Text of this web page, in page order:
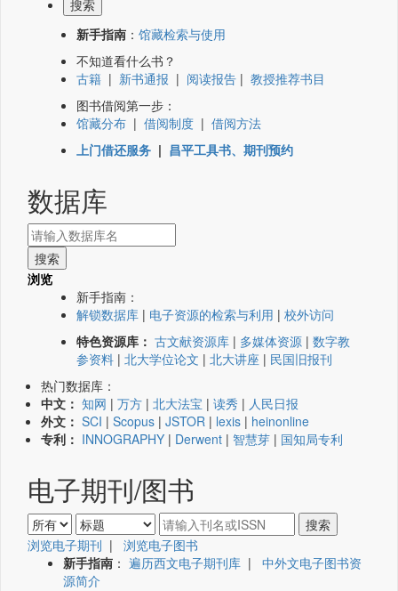
新手指南 ： 馆藏检索与使用
不知道看什么书？
古籍 | 新书通报 | 阅读报告 | 教授推荐书目
图书借阅第一步：
馆藏分布 | 借阅制度 | 借阅方法
上门借还服务 | 昌平工具书、期刊预约
数据库
浏览
新手指南：
解锁数据库 | 电子资源的检索与利用 | 校外访问
特色资源库： 古文献资源库 | 多媒体资源 | 数字教
参资料 | 北大学位论文 | 北大讲座 | 民国旧报刊
热门数据库：
中文： 知网 | 万方 | 北大法宝 | 读秀 | 人民日报
外文： SCI | Scopus | JSTOR | lexis | heinonline
专利： INNOGRAPHY | Derwent | 智慧芽 | 国知局专利
电子期刊/图书
浏览电子期刊 | 浏览电子图书
新手指南 ： 遍历西文电子期刊库 | 中外文电子图书资
源简介